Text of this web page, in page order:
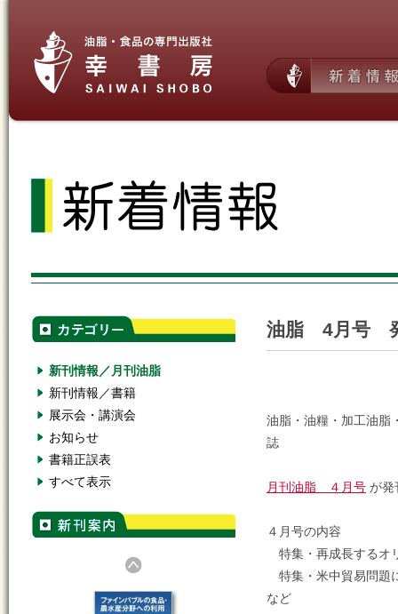
新刊情報／月刊油脂
新刊情報／書籍
展示会・講演会
お知らせ
書籍正誤表
すべて表示
油脂 4月号
油脂・油糧・加工油脂
誌
月刊油脂 ４月号 が発
４月号の内容
特集・再成長するオ
特集・米中貿易問題
など